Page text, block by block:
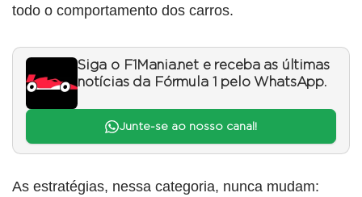
todo o comportamento dos carros.
Siga o F1Mania.net e receba as últimas
notícias da Fórmula 1 pelo WhatsApp.
Junte-se ao nosso canal!
As estratégias, nessa categoria, nunca mudam: